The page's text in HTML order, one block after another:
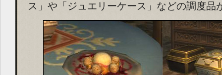
ス」や「ジュエリーケース」などの調度品